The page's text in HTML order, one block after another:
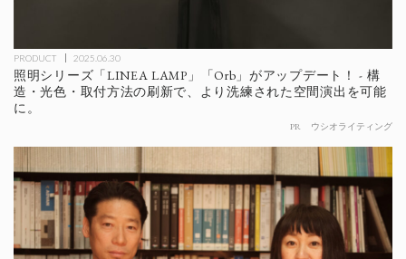
PRODUCT 2025.06.30
照明シリーズ「LINEA LAMP」「Orb」がアップデート！ - 構
造・光色・取付方法の刷新で、より洗練された空間演出を可能
に。
PR ウシオライティング